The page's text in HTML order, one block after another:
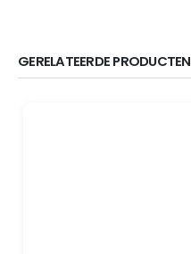
GERELATEERDE PRODUCTEN